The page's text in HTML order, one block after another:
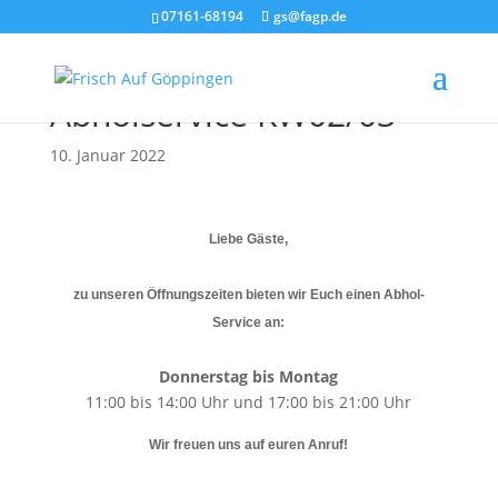
07161-68194 gs@fagp.de
Frisch Auf Gaststätte –
Abholservice KW02/03
10. Januar 2022
Liebe Gäste,
zu unseren Öffnungszeiten bieten wir Euch einen Abhol-
Service an:
Donnerstag bis Montag
11:00 bis 14:00 Uhr und 17:00 bis 21:00 Uhr
Wir freuen uns auf euren Anruf!